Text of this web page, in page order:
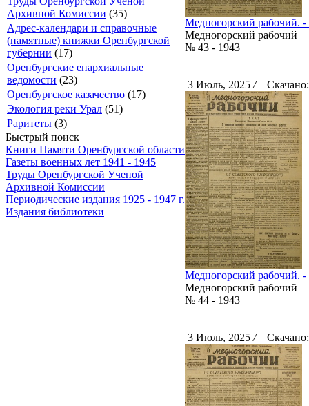
Архивной Комиссии (35)
Адрес-календари и справочные
(памятные) книжки Оренбургской
губернии (17)
Оренбургские епархиальные
ведомости (23)
Оренбургское казачество (17)
Экология реки Урал (51)
Раритеты (3)
Быстрый поиск
Книги Памяти Оренбургской области
Газеты военных лет 1941 - 1945
Труды Оренбургской Ученой
Архивной Комиссии
Периодические издания 1925 - 1947 г.
Издания библиотеки
Медногорский рабочий.
Медногорский рабочий
№ 43 - 1943
3 Июль, 2025 /
Медногорский рабочий.
Медногорский рабочий
№ 44 - 1943
3 Июль, 2025 /